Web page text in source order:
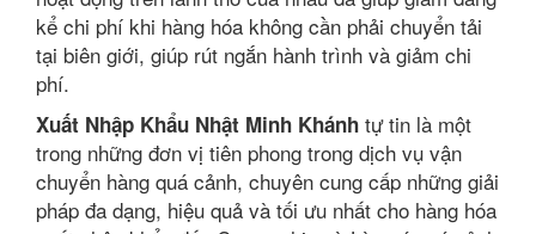
kể chi phí khi hàng hóa không cần phải chuyển tải
tại biên giới, giúp rút ngắn hành trình và giảm chi
phí.
Xuất Nhập Khẩu Nhật Minh Khánh tự tin là một
trong những đơn vị tiên phong trong dịch vụ vận
chuyển hàng quá cảnh, chuyên cung cấp những giải
pháp đa dạng, hiệu quả và tối ưu nhất cho hàng hóa